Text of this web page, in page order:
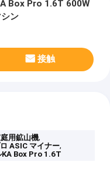
Box Pro 1.6T 600W
ン
接触
用鉱山機,
ASIC マイナー,
KA Box Pro 1.6T